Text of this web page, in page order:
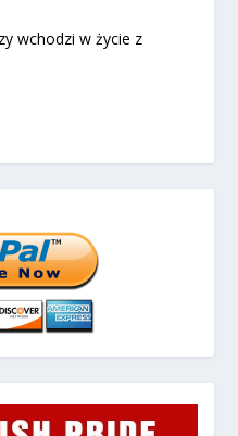
wchodzi w życie z